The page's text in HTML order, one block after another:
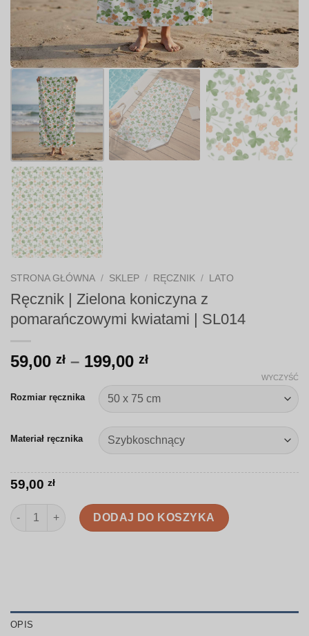
STRONA GŁÓWNA / SKLEP / RĘCZNIK / LATO
Ręcznik | Zielona koniczyna z
pomarańczowymi kwiatami | SL014
59,00 zł – 199,00 złZakres
od
59,00 zł
do
199,00 zł
Rozmiar ręcznika
Materiał ręcznika
WYCZYŚĆ
59,00 zł
ilość Ręcznik | Zielona koniczyna z pomarańczowymi kwiatami
DODAJ DO KOSZYKA
OPIS